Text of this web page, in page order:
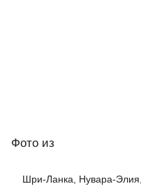
Фото из
Шри-Ланка, Нувара-